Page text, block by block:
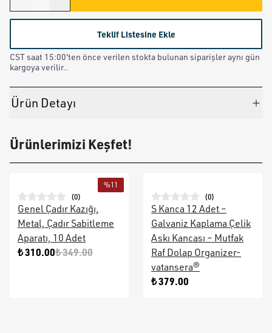
Teklif Listesine Ekle
CST saat 15:00'ten önce verilen stokta bulunan siparişler aynı gün
kargoya verilir..
Ürün Detayı
Ürünlerimizi Keşfet!
%11
(0)
Genel Çadır Kazığı,
Metal, Çadır Sabitleme
Aparatı, 10 Adet
₺ 310.00₺ 349.00
(0)
S Kanca 12 Adet –
Galvaniz Kaplama Çelik
Askı Kancası – Mutfak
Raf Dolap Organizer-
vatansera®
₺ 379.00